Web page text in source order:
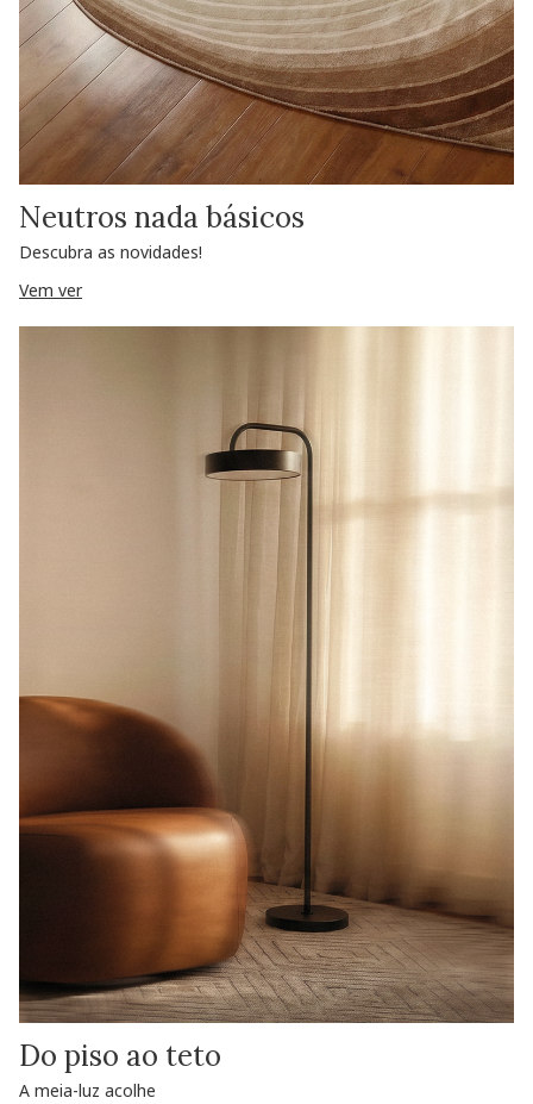
Neutros nada básicos
Descubra as novidades!
Vem ver
Do piso ao teto
A meia-luz acolhe